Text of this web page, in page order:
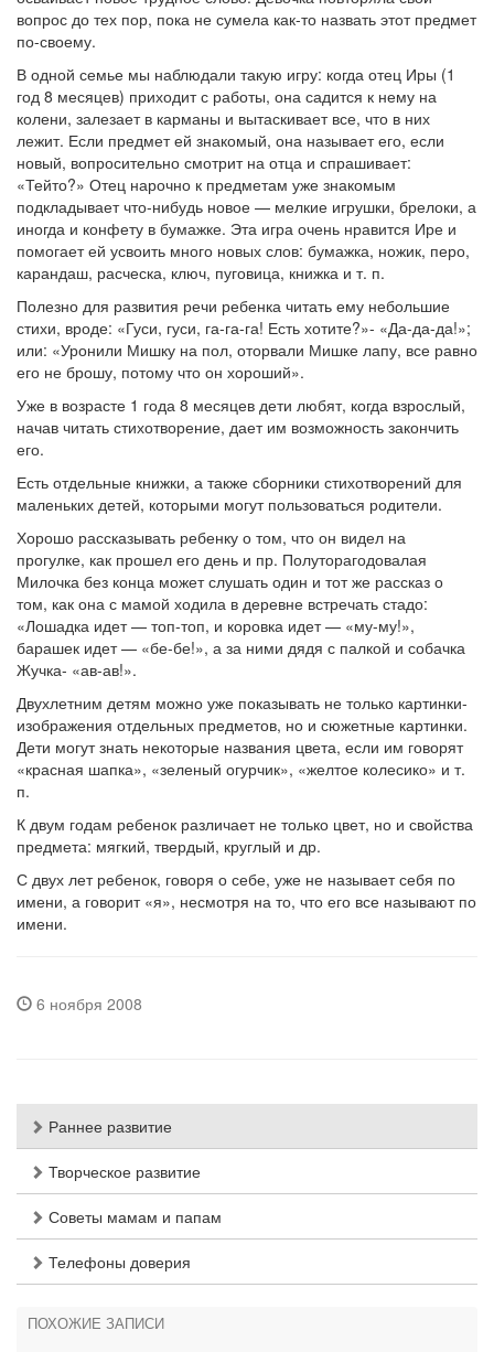
вопрос до тех пор, пока не сумела как-то назвать этот предмет
по-своему.
В одной семье мы наблюдали такую игру: когда отец Иры (1
год 8 месяцев) приходит с работы, она садится к нему на
колени, залезает в карманы и вытаскивает все, что в них
лежит. Если предмет ей знакомый, она называет его, если
новый, вопросительно смотрит на отца и спрашивает:
«Тейто?» Отец нарочно к предметам уже знакомым
подкладывает что-нибудь новое — мелкие игрушки, брелоки, а
иногда и конфету в бумажке. Эта игра очень нравится Ире и
помогает ей усвоить много новых слов: бумажка, ножик, перо,
карандаш, расческа, ключ, пуговица, книжка и т. п.
Полезно для развития речи ребенка читать ему небольшие
стихи, вроде: «Гуси, гуси, га-га-га! Есть хотите?»- «Да-да-да!»;
или: «Уронили Мишку на пол, оторвали Мишке лапу, все равно
его не брошу, потому что он хороший».
Уже в возрасте 1 года 8 месяцев дети любят, когда взрослый,
начав читать стихотворение, дает им возможность закончить
его.
Есть отдельные книжки, а также сборники стихотворений для
маленьких детей, которыми могут пользоваться родители.
Хорошо рассказывать ребенку о том, что он видел на
прогулке, как прошел его день и пр. Полуторагодовалая
Милочка без конца может слушать один и тот же рассказ о
том, как она с мамой ходила в деревне встречать стадо:
«Лошадка идет — топ-топ, и коровка идет — «му-му!»,
барашек идет — «бе-бе!», а за ними дядя с палкой и собачка
Жучка- «ав-ав!».
Двухлетним детям можно уже показывать не только картинки-
изображения отдельных предметов, но и сюжетные картинки.
Дети могут знать некоторые названия цвета, если им говорят
«красная шапка», «зеленый огурчик», «желтое колесико» и т.
п.
К двум годам ребенок различает не только цвет, но и свойства
предмета: мягкий, твердый, круглый и др.
С двух лет ребенок, говоря о себе, уже не называет себя по
имени, а говорит «я», несмотря на то, что его все называют по
имени.
6 ноября 2008
Раннее развитие
Творческое развитие
Советы мамам и папам
Телефоны доверия
ПОХОЖИЕ ЗАПИСИ